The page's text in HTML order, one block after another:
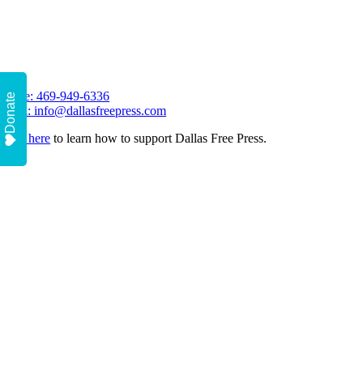
469-949-6336
info@dallasfreepress.com
here to learn how to support Dallas Free Press.
Donate